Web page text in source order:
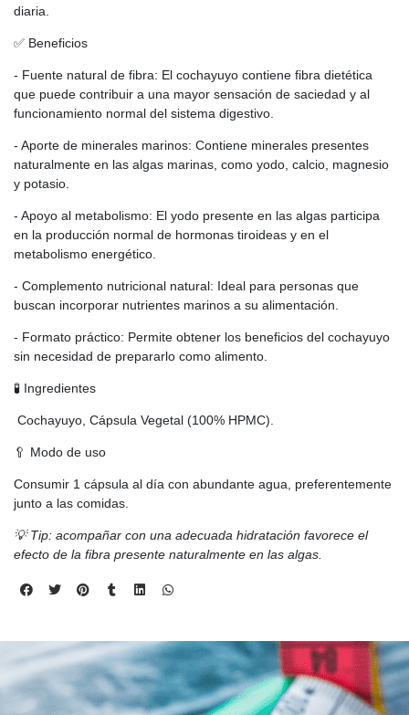
diaria.
✅ Beneficios
- Fuente natural de fibra: El cochayuyo contiene fibra dietética
que puede contribuir a una mayor sensación de saciedad y al
funcionamiento normal del sistema digestivo.
- Aporte de minerales marinos: Contiene minerales presentes
naturalmente en las algas marinas, como yodo, calcio, magnesio
y potasio.
- Apoyo al metabolismo: El yodo presente en las algas participa
en la producción normal de hormonas tiroideas y en el
metabolismo energético.
- Complemento nutricional natural: Ideal para personas que
buscan incorporar nutrientes marinos a su alimentación.
- Formato práctico: Permite obtener los beneficios del cochayuyo
sin necesidad de prepararlo como alimento.
🧪 Ingredientes
Cochayuyo, Cápsula Vegetal (100% HPMC).
🥄 Modo de uso
Consumir 1 cápsula al día con abundante agua, preferentemente
junto a las comidas.
💡 Tip: acompañar con una adecuada hidratación favorece el
efecto de la fibra presente naturalmente en las algas.